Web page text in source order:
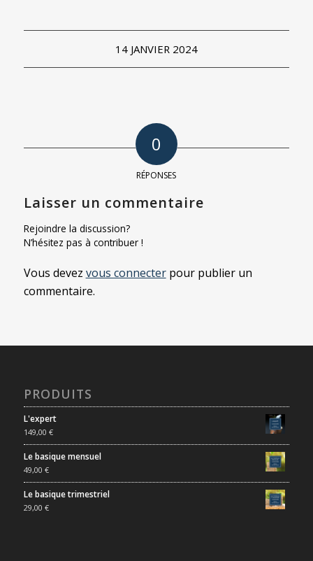
14 JANVIER 2024
0
RÉPONSES
Laisser un commentaire
Rejoindre la discussion?
N’hésitez pas à contribuer !
Vous devez vous connecterpour publier un
commentaire.
PRODUITS
L'expert
149,00 €
Le basique mensuel
49,00 €
Le basique trimestriel
29,00 €